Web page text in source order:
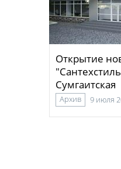
Открытие
Сумгаитская
Архив 9 июля